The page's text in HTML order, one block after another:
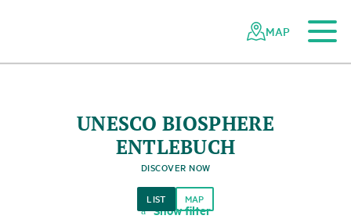
parks
MAP
UNESCO BIOSPHERE
ENTLEBUCH
DISCOVER NOW
a Show filter
LIST MAP